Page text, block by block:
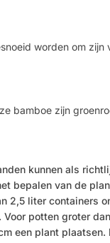
worden om zijn
bamboe zijn
kunnen als
bepalen van de
2,5 liter containers
Voor potten groter
een ​​plant plaatsen.